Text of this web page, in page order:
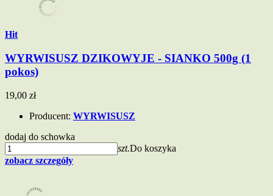
Hit
WYRWISUSZ DZIKOWYJE - SIANKO 500g (1
pokos)
19,00 zł
Producent: WYRWISUSZ
dodaj do schowka
szt.Do koszyka
zobacz szczegóły